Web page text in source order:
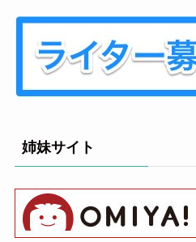
姉妹サイト